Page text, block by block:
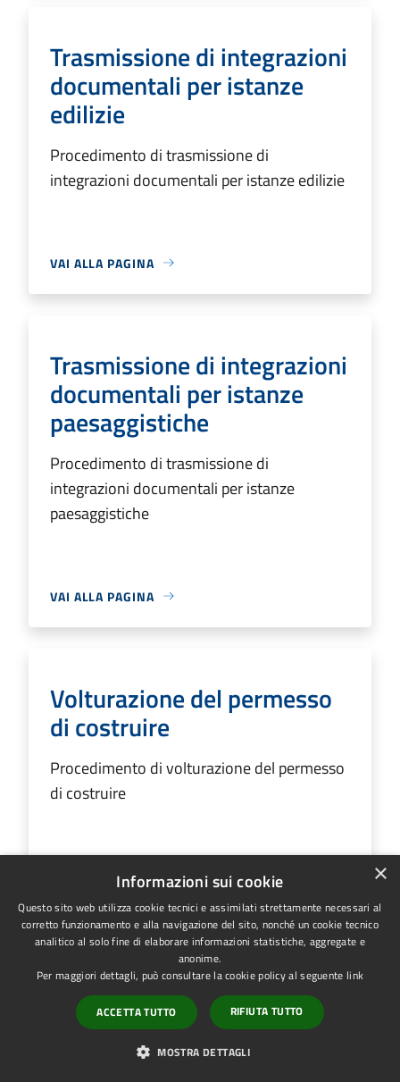
Trasmissione di integrazioni
documentali per istanze
edilizie
Procedimento di trasmissione di
integrazioni documentali per istanze edilizie
VAI ALLA PAGINA
Trasmissione di integrazioni
documentali per istanze
paesaggistiche
Procedimento di trasmissione di
integrazioni documentali per istanze
paesaggistiche
VAI ALLA PAGINA
Volturazione del permesso
di costruire
Procedimento di volturazione del permesso
di costruire
VAI ALLA PAGINA
Quanto sono chiare le informazioni
su questa pagina?
×
Informazioni sui cookie
Questo sito web utilizza cookie tecnici e assimilati strettamente necessari al
corretto funzionamento e alla navigazione del sito, nonché un cookie tecnico
analitico al solo fine di elaborare informazioni statistiche, aggregate e
anonime.
Per maggiori dettagli, può consultare la cookie policy al seguente link
ACCETTA TUTTO RIFIUTA TUTTO
MOSTRA DETTAGLI